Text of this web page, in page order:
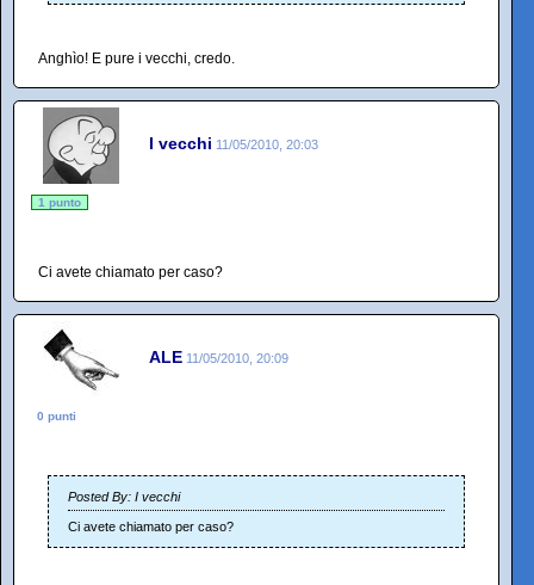
Anghìo! E pure i vecchi, credo.
I vecchi 11/05/2010, 20:03
1 punto
Ci avete chiamato per caso?
ALE 11/05/2010, 20:09
0 punti
Posted By: I vecchi
Ci avete chiamato per caso?